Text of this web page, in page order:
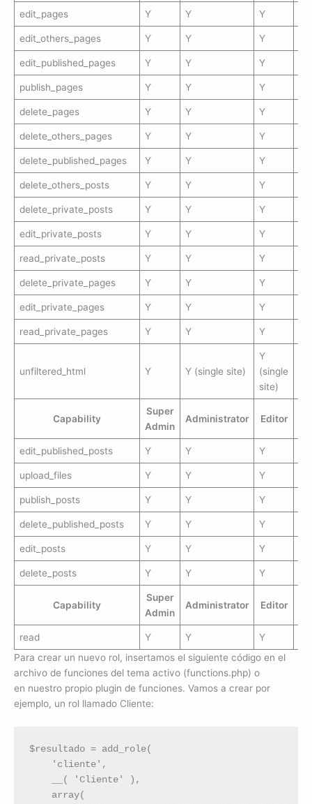
edit_pages Y Y Y
edit_others_pages Y Y Y
edit_published_pages Y Y Y
publish_pages Y Y Y
delete_pages Y Y Y
delete_others_pages Y Y Y
delete_published_pages Y Y Y
delete_others_posts Y Y Y
delete_private_posts Y Y Y
edit_private_posts Y Y Y
read_private_posts Y Y Y
delete_private_pages Y Y Y
edit_private_pages Y Y Y
read_private_pages Y Y Y
unfiltered_html Y Y (single site)
Y
(single
site)
Capability
Super
Admin
Administrator Editor
edit_published_posts Y Y Y
upload_files Y Y Y
publish_posts Y Y Y
delete_published_posts Y Y Y
edit_posts Y Y Y
delete_posts Y Y Y
Capability
Super
Admin
Administrator Editor
read Y Y Y
Para crear un nuevo rol, insertamos el siguiente código en el
archivo de funciones del tema activo (functions.php) o
en nuestro propio plugin de funciones. Vamos a crear por
ejemplo, un rol llamado Cliente:
$resultado = add_role(
    'cliente',
    __( 'Cliente' ),
    array(